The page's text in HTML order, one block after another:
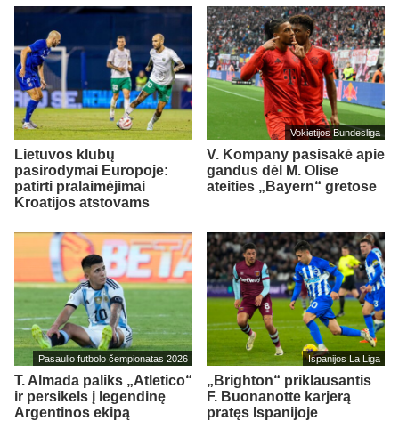
Lietuvos klubų
pasirodymai Europoje:
patirti pralaimėjimai
Kroatijos atstovams
Vokietijos Bundesliga
V. Kompany pasisakė apie
gandus dėl M. Olise
ateities „Bayern“ gretose
Pasaulio futbolo čempionatas 2026
T. Almada paliks „Atletico“
ir persikels į legendinę
Argentinos ekipą
Ispanijos La Liga
„Brighton“ priklausantis
F. Buonanotte karjerą
pratęs Ispanijoje